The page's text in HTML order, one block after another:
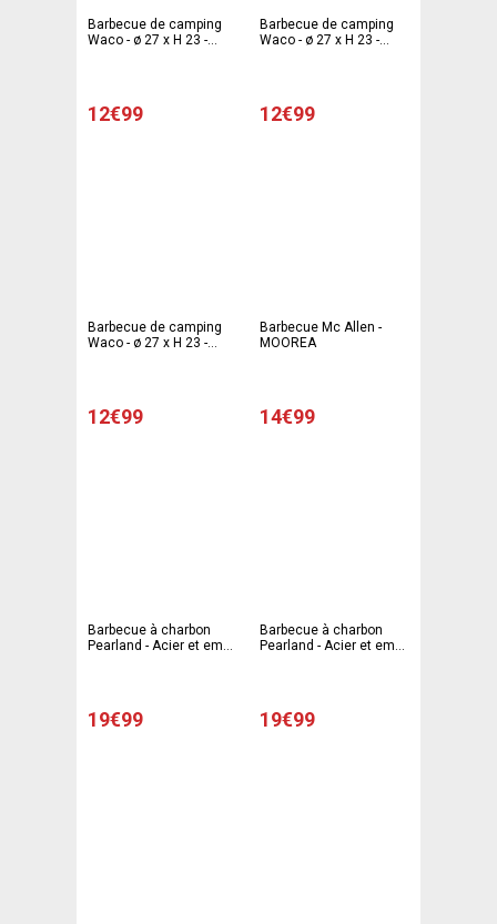
Barbecue de camping
Waco - ø 27 x H 23 -
12€99
Barbecue de camping
Waco - ø 27 x H 23 -
12€99
Barbecue de camping
Waco - ø 27 x H 23 -
12€99
Barbecue Mc Allen -
MOOREA
14€99
Barbecue à charbon
Pearland - Acier et email
19€99
Barbecue à charbon
Pearland - Acier et email
19€99